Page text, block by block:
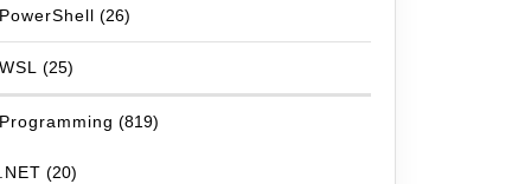
PowerShell (26)
WSL (25)
Programming (819)
.NET (20)